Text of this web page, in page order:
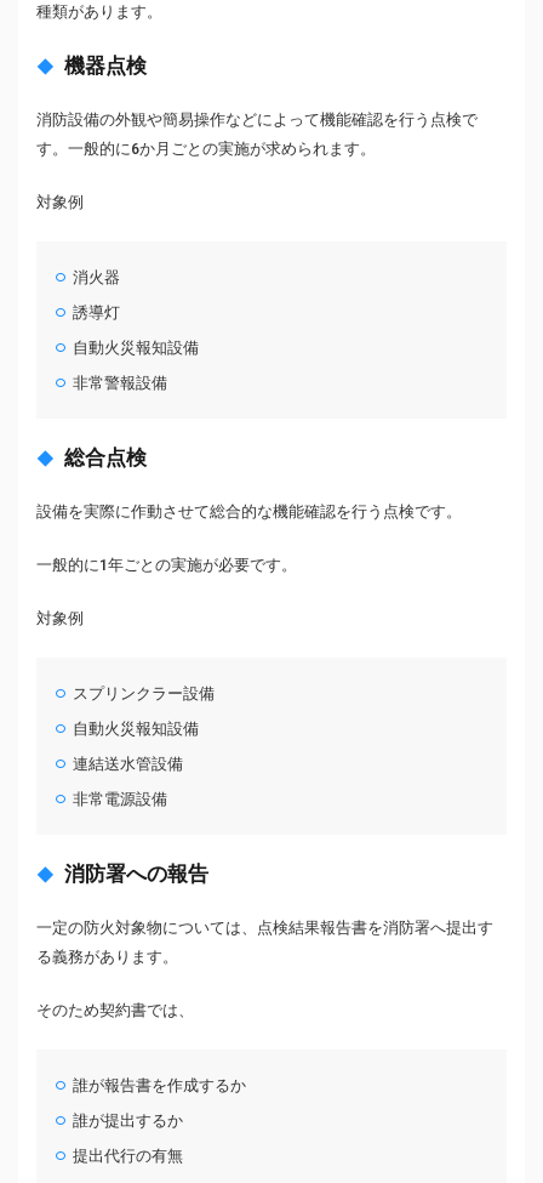
種類があります。
機器点検
消防設備の外観や簡易操作などによって機能確認を行う点検で
す。一般的に6か月ごとの実施が求められます。
対象例
消火器
誘導灯
自動火災報知設備
非常警報設備
総合点検
設備を実際に作動させて総合的な機能確認を行う点検です。
一般的に1年ごとの実施が必要です。
対象例
スプリンクラー設備
自動火災報知設備
連結送水管設備
非常電源設備
消防署への報告
一定の防火対象物については、点検結果報告書を消防署へ提出す
る義務があります。
そのため契約書では、
誰が報告書を作成するか
誰が提出するか
提出代行の有無